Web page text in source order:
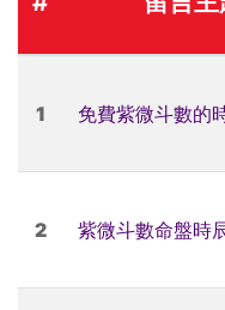
1 免費紫微斗數的
2 紫微斗數命盤時